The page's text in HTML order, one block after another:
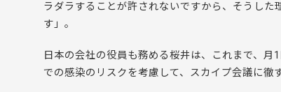
ラダラすることが許されないですから、そうし
す」。
日本の会社の役員も務める桜井は、これまで、
での感染のリスクを考慮して、スカイプ会議に徹